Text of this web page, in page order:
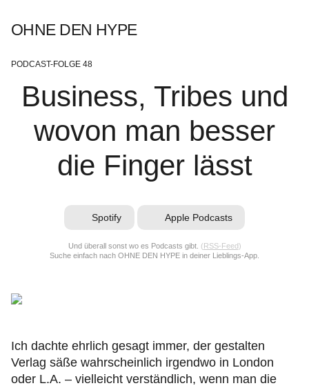
OHNE DEN HYPE
PODCAST-FOLGE 48
Business, Tribes und
wovon man besser
die Finger lässt
Spotify Apple Podcasts
Und überall sonst wo es Podcasts gibt. ( RSS-Feed)
Suche einfach nach OHNE DEN HYPE in deiner Lieblings-App.
Ich dachte ehrlich gesagt immer, der gestalten
Verlag säße wahrscheinlich irgendwo in London
oder L.A. – vielleicht verständlich, wenn man die